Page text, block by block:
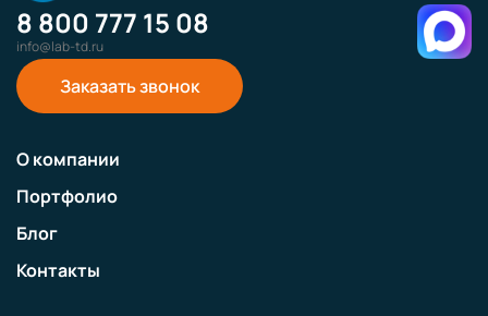
8 800 777 15 08
info@lab-td.ru
Заказать звонок
О компании
Портфолио
Блог
Контакты